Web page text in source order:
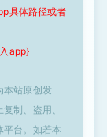
具体路径或者
app}
本站原创发
制、盗用、
平台。如若本